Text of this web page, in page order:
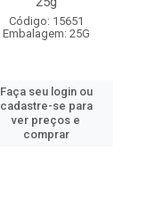
Código: 15651
Embalagem: 25G
Faça seu login ou
cadastre-se para
ver preços e
comprar